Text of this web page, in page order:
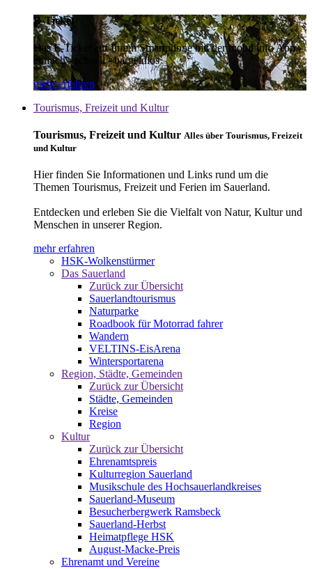
E-Ticket
Das E-Ticket auf Ihrem Smartphone mit der mobil info App -
einfach - schnell - bargeldlos
mehr erfahren
Tourismus, Freizeit und Kultur
Tourismus, Freizeit und Kultur Alles über Tourismus, Freizeit
und Kultur
Hier finden Sie Informationen und Links rund um die
Themen Tourismus, Freizeit und Ferien im Sauerland.
Entdecken und erleben Sie die Vielfalt von Natur, Kultur und
Menschen in unserer Region.
mehr erfahren
HSK-Wolkenstürmer
Das Sauerland
Zurück zur Übersicht
Sauerlandtourismus
Naturparke
Roadbook für Motorrad fahrer
Wandern
VELTINS-EisArena
Wintersportarena
Region, Städte, Gemeinden
Zurück zur Übersicht
Städte, Gemeinden
Kreise
Region
Kultur
Zurück zur Übersicht
Ehrenamtspreis
Kulturregion Sauerland
Musikschule des Hochsauerlandkreises
Sauerland-Museum
Besucherbergwerk Ramsbeck
Sauerland-Herbst
Heimatpflege HSK
August-Macke-Preis
Ehrenamt und Vereine